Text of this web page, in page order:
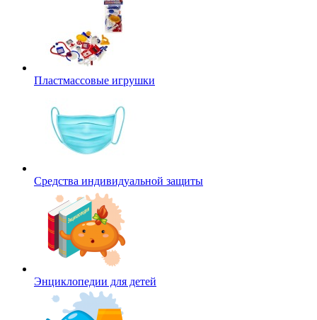
Пластмассовые игрушки
Средства индивидуальной защиты
Энциклопедии для детей